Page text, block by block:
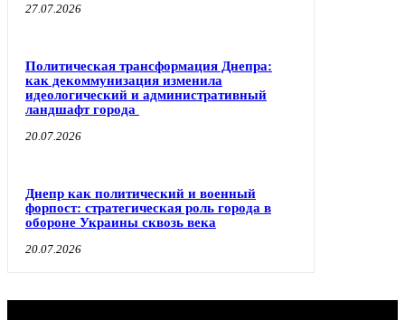
27.07.2026
Политическая трансформация Днепра:
как декоммунизация изменила
идеологический и административный
ландшафт города
20.07.2026
Днепр как политический и военный
форпост: стратегическая роль города в
обороне Украины сквозь века
20.07.2026